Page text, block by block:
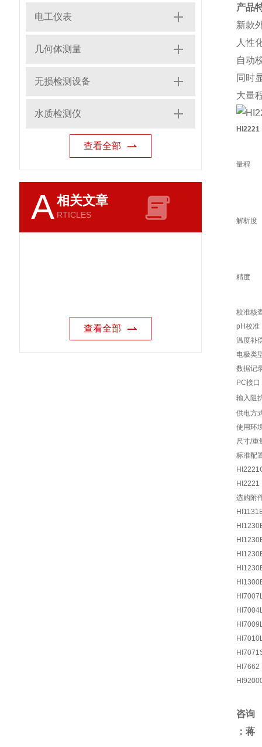
电工仪表
几何体测量
无损检测设备
水质检测仪
查看全部
A相关文章
RTICLES
查看全部
产品
新款
人性
自动
同时
大量
HI2221
量程
解析度
精度
校准核
pH校准
温度补
电极类
数据记
PC接口
输入阻
供电方
使用环
尺寸/重
标准配
HI2221
选购附
HI7662
咨询
：蒋